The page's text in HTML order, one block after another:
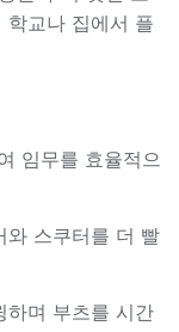
학교나 집에서 플
임무를 효율적으
와 스쿠터를 더 빨
하며 부츠를 시간